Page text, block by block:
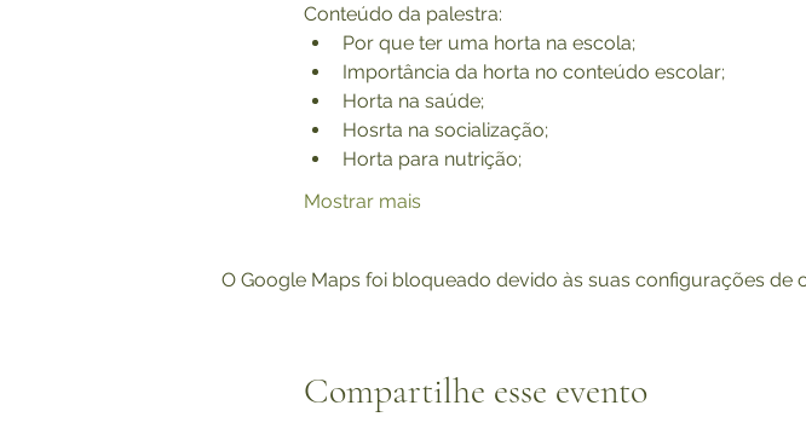
Conteúdo da palestra:
Por que ter uma horta na escola;
Importância da horta no conteúdo escolar;
Horta na saúde;
Hosrta na socialização;
Horta para nutrição;
Mostrar mais
O Google Maps foi bloqueado devido às suas configurações de
Compartilhe esse evento